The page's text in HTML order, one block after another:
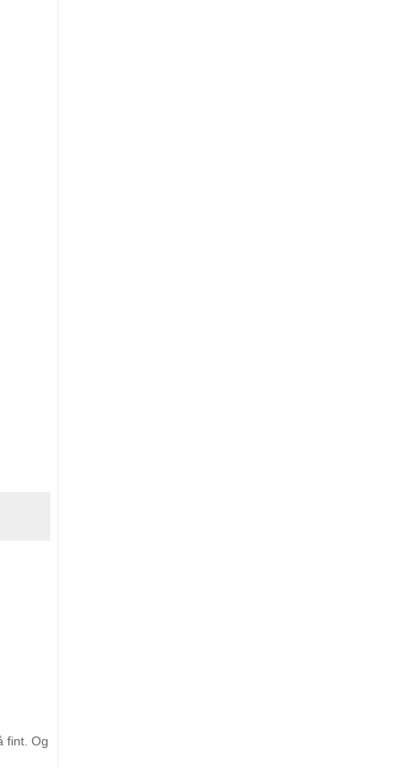
fint. Og